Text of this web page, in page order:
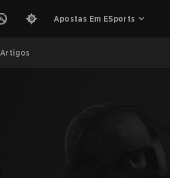
Apostas Em ESports
Artigos